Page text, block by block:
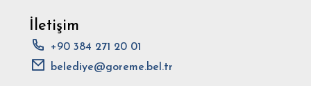
İletişim
+90 384 271 20 01
belediye@goreme.bel.tr